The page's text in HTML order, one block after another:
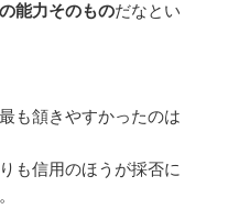
能力そのものだなとい
も頷きやすかったのは
も信用のほうが採否に